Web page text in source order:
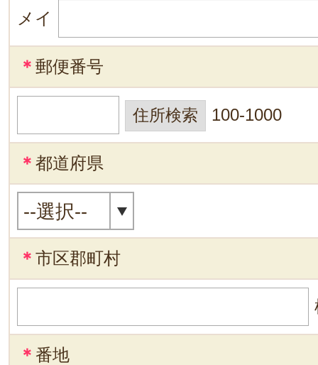
メイ
＊ 郵便番号
100-1000
＊ 都道府県
＊ 市区郡町村
＊ 番地